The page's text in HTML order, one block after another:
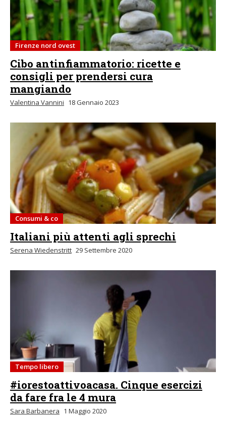
Firenze nord ovest
Cibo antinfiammatorio: ricette e
consigli per prendersi cura
mangiando
Valentina Vannini 18 Gennaio 2023
Consumi & co
Italiani più attenti agli sprechi
Serena Wiedenstritt 29 Settembre 2020
Tempo libero
#iorestoattivoacasa. Cinque esercizi
da fare fra le 4 mura
Sara Barbanera 1 Maggio 2020